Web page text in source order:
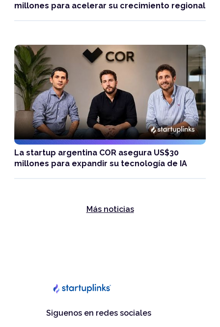
millones para acelerar su crecimiento regional
La startup argentina COR asegura US$30
millones para expandir su tecnología de IA
Más noticias
Siguenos en redes sociales